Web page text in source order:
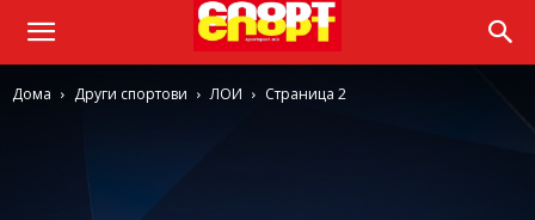
Дома Други спортови ЛОИ Страница 2